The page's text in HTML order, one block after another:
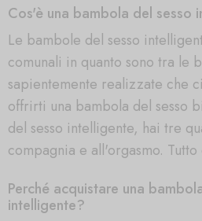
Cos'è una bambola del sesso
Le bambole del sesso
comunali in quanto sono tra le
sapientemente realizzate che
offrirti una bambola del sesso
del sesso intelligente, hai tre
compagnia e all'orgasmo. Tutto
Perché acquistare una
intelligente?